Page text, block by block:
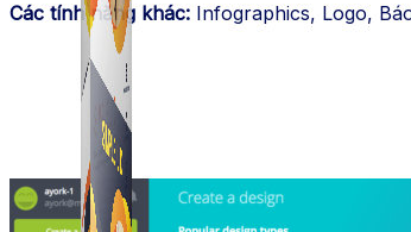
Các tính năng khác: Infographics, Logo,